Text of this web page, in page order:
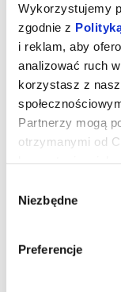
Wykorzystujemy
zgodnie z
i reklam, aby
analizować ruch
korzystasz z
Partnerzy mogą
otrzymanymi od
zgody
Niezbędne
Preferencje
Kurozając
Gdy wyjątkowy pół
ma siostrę, a cały